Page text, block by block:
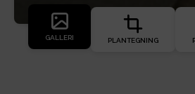
GALLERI PLANTEGNING